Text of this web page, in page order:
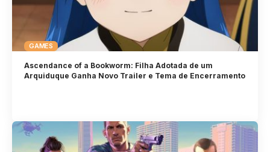
GAMES
Ascendance of a Bookworm: Filha Adotada de um
Arquiduque Ganha Novo Trailer e Tema de Encerramento